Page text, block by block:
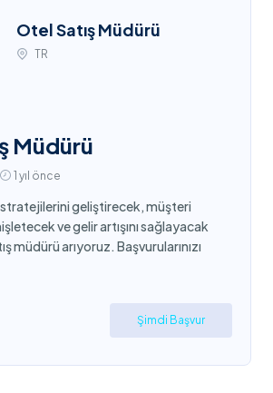
Otel Satış Müdürü
TR
Müdürü
1 yıl önce
geliştirecek, müşteri
ve gelir artışını sağlayacak
müdürü arıyoruz. Başvurularınızı
Şimdi Başvur